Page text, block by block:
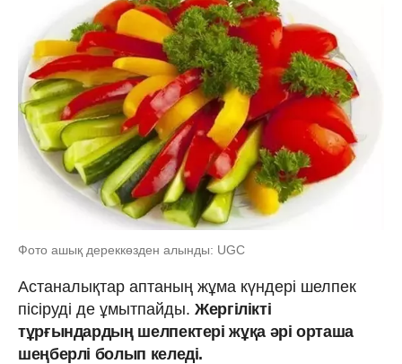
Фото ашық дереккөзден алынды: UGC
Астаналықтар аптаның жұма күндері шелпек
пісіруді де ұмытпайды. Жергілікті
тұрғындардың шелпектері жұқа әрі орташа
шеңберлі болып келеді.